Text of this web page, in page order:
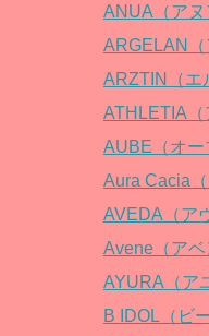
ANUA（アヌ
ARGELAN（
ARZTIN（エ
ATHLETIA（
AUBE（オー
Aura Cacia（
AVEDA（ア
Avene（アベ
AYURA（ア
B IDOL（ビ